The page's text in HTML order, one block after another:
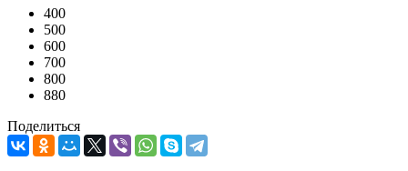
400
500
600
700
800
880
Поделиться